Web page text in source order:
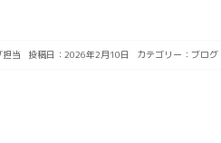
担当 投稿日：2026年2月10日 カテゴリー： ブログ